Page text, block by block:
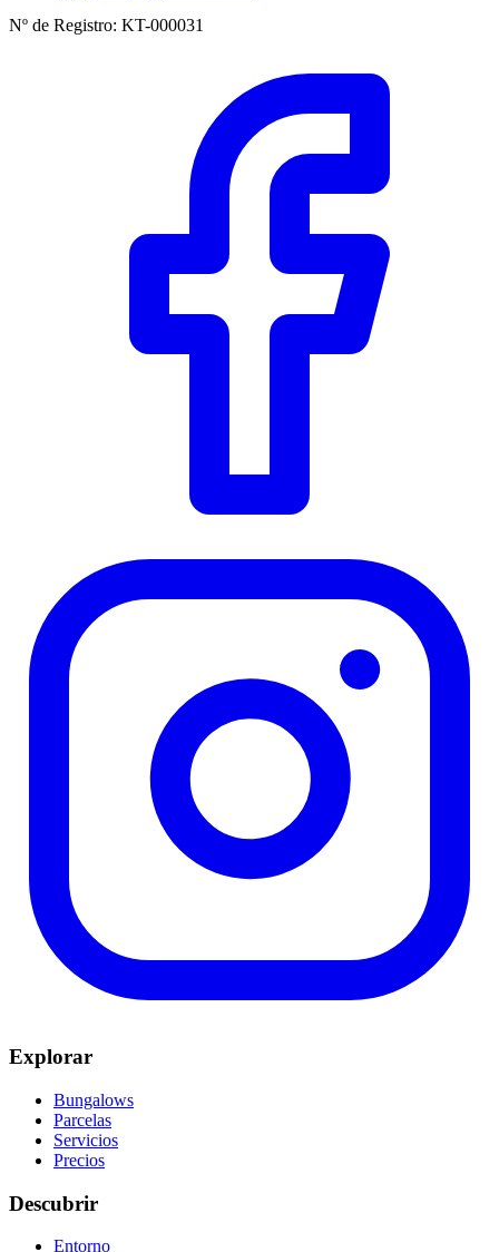
Nº de Registro: KT-000031
Explorar
Bungalows
Parcelas
Servicios
Precios
Descubrir
Entorno